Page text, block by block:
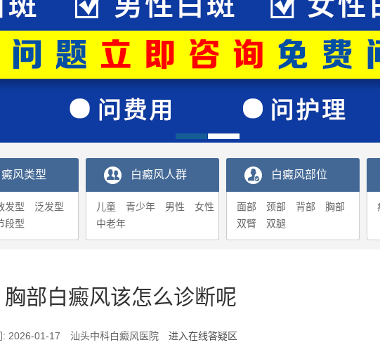
癜风类型
发型
泛发型
段型
白癜风人群
儿童 青少年 男性
女性
中老年
白癜风部位
面部 颈部 背部
胸部
双臂
双腿
胸部白癜风该怎么诊断呢
: 2026-01-17 汕头中科白癜风医院 进入在线答疑区